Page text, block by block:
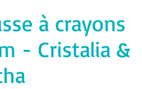
à crayons
- Cristalia &